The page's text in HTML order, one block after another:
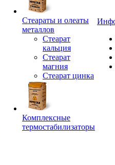
Стеараты и олеаты
металлов
Стеарат
кальция
Стеарат
магния
Стеарат цинка
Комплексные
термостабилизаторы